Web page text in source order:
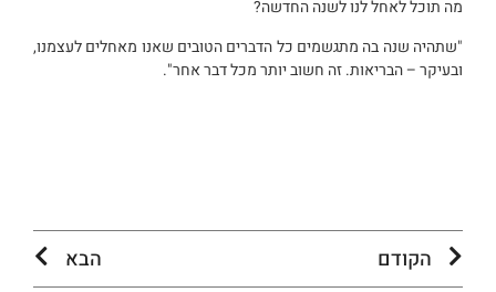
מה תוכל לאחל לנו לשנה החדשה?
"שתהיה שנה בה מתגשמים כל הדברים הטובים שאנו מאחלים לעצמנו,
ובעיקר – הבריאות. זה חשוב יותר מכל דבר אחר".
הקודם הבא